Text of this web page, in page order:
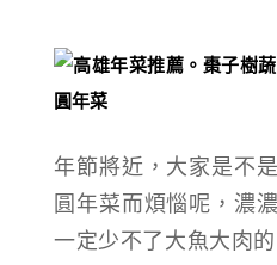
年節將近，大家是不
圓年菜而煩惱呢，濃
一定少不了大魚大肉